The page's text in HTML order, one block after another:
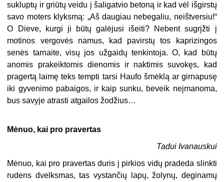
sukluptų ir griūtų veidu į šaligatvio betoną ir kad vėl išgirstų
savo moters klyksmą: „Aš daugiau nebegaliu, neištversiu!“
O Dieve, kurgi ji būtų galėjusi išeiti? Nebent sugrįžti į
motinos vergovės namus, kad pavirstų tos kaprizingos
senės tarnaite, visų jos užgaidų tenkintoja. O, kad būtų
anomis prakeiktomis dienomis ir naktimis suvokęs, kad
pragertą laimę teks tempti tarsi Haufo šmėklą ar girnapusę
iki gyvenimo pabaigos, ir kaip sunku, beveik neįmanoma,
bus savyje atrasti atgailos žodžius…
Mėnuo, kai pro pravertas
Tadui Ivanauskui
Mėnuo, kai pro pravertas duris į pirkios vidų pradeda slinkti
rudens dvelksmas, tas vystančių lapų, žolynų, deginamų